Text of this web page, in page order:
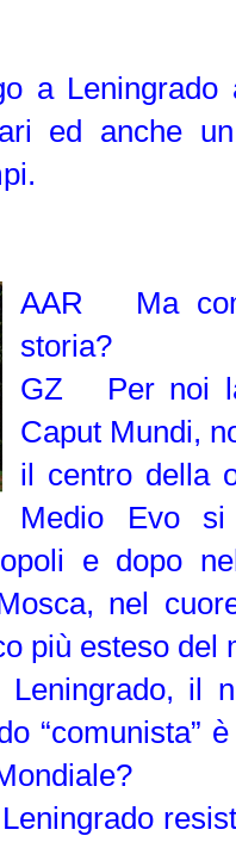
a
ed anche
AAR
Ma
storia?
GZ Per noi
Caput Mundi,
il centro della
Medio Evo si
e dopo
nel
più esteso del
il
“comunista”